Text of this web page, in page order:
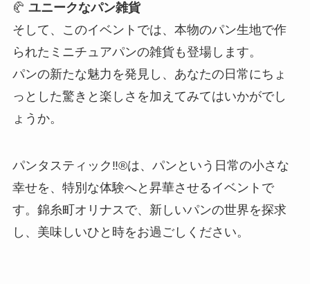
🥐 ユニークなパン雑貨
そして、このイベントでは、本物のパン生地で作
られたミニチュアパンの雑貨も登場します。
パンの新たな魅力を発見し、あなたの日常にちょ
っとした驚きと楽しさを加えてみてはいかがでし
ょうか。
パンタスティック‼®は、パンという日常の小さな
幸せを、特別な体験へと昇華させるイベントで
す。錦糸町オリナスで、新しいパンの世界を探求
し、美味しいひと時をお過ごしください。